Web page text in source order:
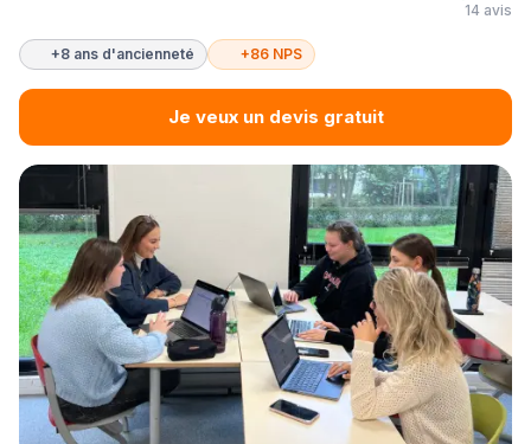
14 avis
+8 ans d'ancienneté +86 NPS
Je veux un devis gratuit